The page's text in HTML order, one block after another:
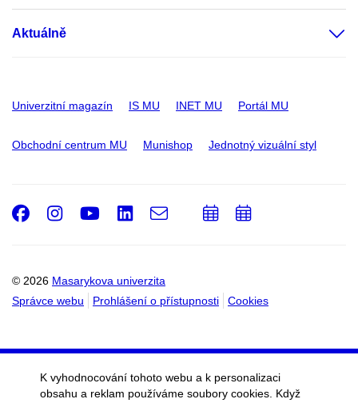
Aktuálně
Univerzitní magazín IS MU INET MU Portál MU
Obchodní centrum MU Munishop Jednotný vizuální styl
© 2026 Masarykova univerzita
Správce webu
Prohlášení o přístupnosti Cookies
Facebook
Instagram
Youtube
LinkedIn
e-
PřidatPřidat
K vyhodnocování tohoto webu a k personalizaci
obsahu a reklam používáme soubory cookies. Když